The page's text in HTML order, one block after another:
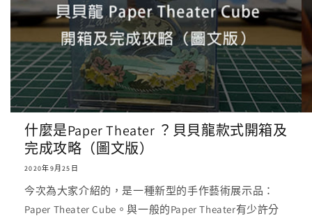
什麼是Paper Theater ？貝貝龍款式開箱及
完成攻略（圖文版）
2020年9月25日
今次為大家介紹的，是一種新型的手作藝術展示品：
Paper Theater Cube。與一般的Paper Theater有少許分